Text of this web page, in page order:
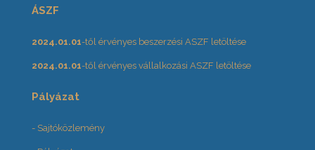
ÁSZF
2024.01.01-től érvényes beszerzési ASZF letöltése
2024.01.01-től érvényes vállalkozási ASZF letöltése
Pályázat
- Sajtóközlemény